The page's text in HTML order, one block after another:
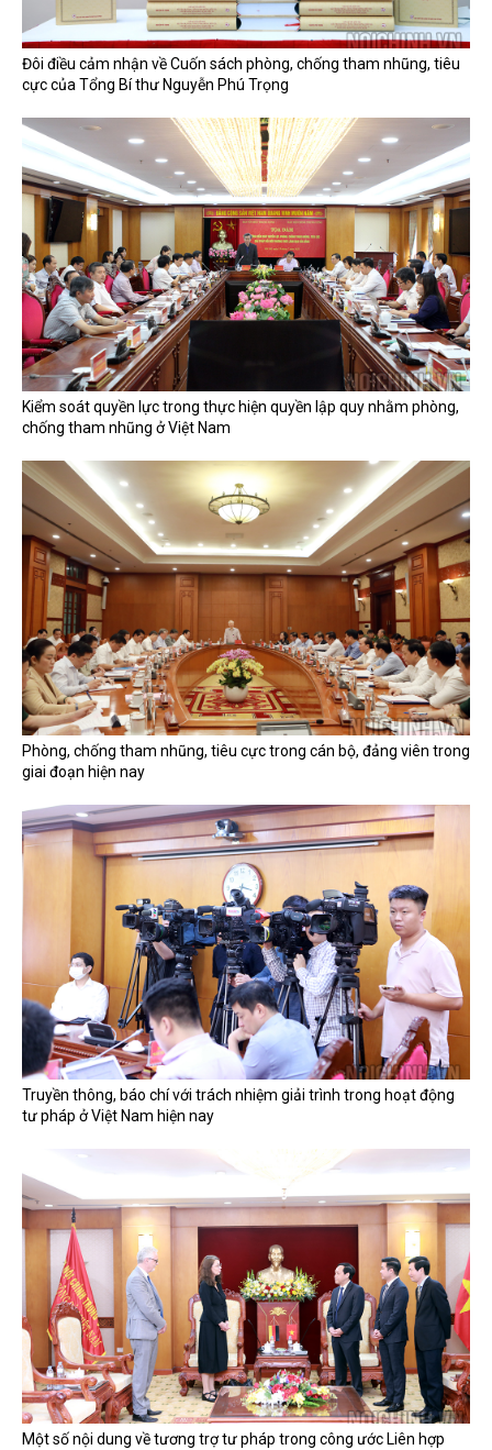
Đôi điều cảm nhận về Cuốn sách phòng, chống tham nhũng, tiêu
cực của Tổng Bí thư Nguyễn Phú Trọng
Kiểm soát quyền lực trong thực hiện quyền lập quy nhằm phòng,
chống tham nhũng ở Việt Nam
Phòng, chống tham nhũng, tiêu cực trong cán bộ, đảng viên trong
giai đoạn hiện nay
Truyền thông, báo chí với trách nhiệm giải trình trong hoạt động
tư pháp ở Việt Nam hiện nay
Một số nội dung về tương trợ tư pháp trong công ước Liên hợp